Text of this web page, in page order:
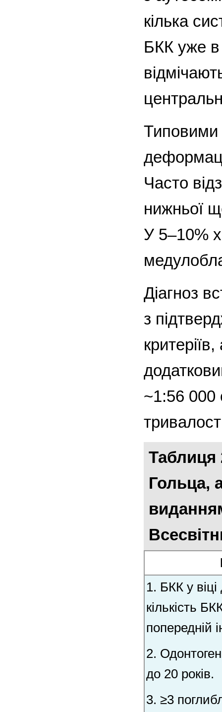
кілька
БКК уже в
Типовими
Часто
нижньої
У 5–10%
Діагноз
з
~1:56 000
Таблиця
Гольца,
1. БКК у
кількість
попередній
2.
до 20 років.
3. ≥3